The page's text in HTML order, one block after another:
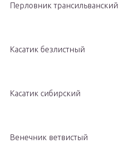
Перловник трансильванский
Касатик безлистный
Касатик сибирский
Венечник ветвистый